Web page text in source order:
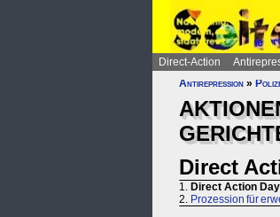
Direct-Action
Antirepression »
Direct
1. Direct Action
2. Prozession für